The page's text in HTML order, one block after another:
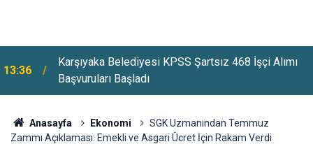
13:36
Karşıyaka Belediyesi KPSS Şartsız 468 İşçi Alımı
Başvuruları Başladı
Anasayfa Ekonomi
SGK Uzmanından Temmuz
Zammı Açıklaması: Emekli ve Asgari Ücret İçin Rakam Verdi